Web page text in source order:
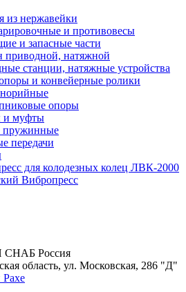
из нержавейки
и противовесы
и запасные части
приводной, натяжной
станции, натяжные устройства
и конвейерные ролики
опоры
муфты
пружинные
передачи
для колодезных колец ЛВК-2000
Вибропресс
Россия
область, ул. Московская, 286 "Д"
Рахе